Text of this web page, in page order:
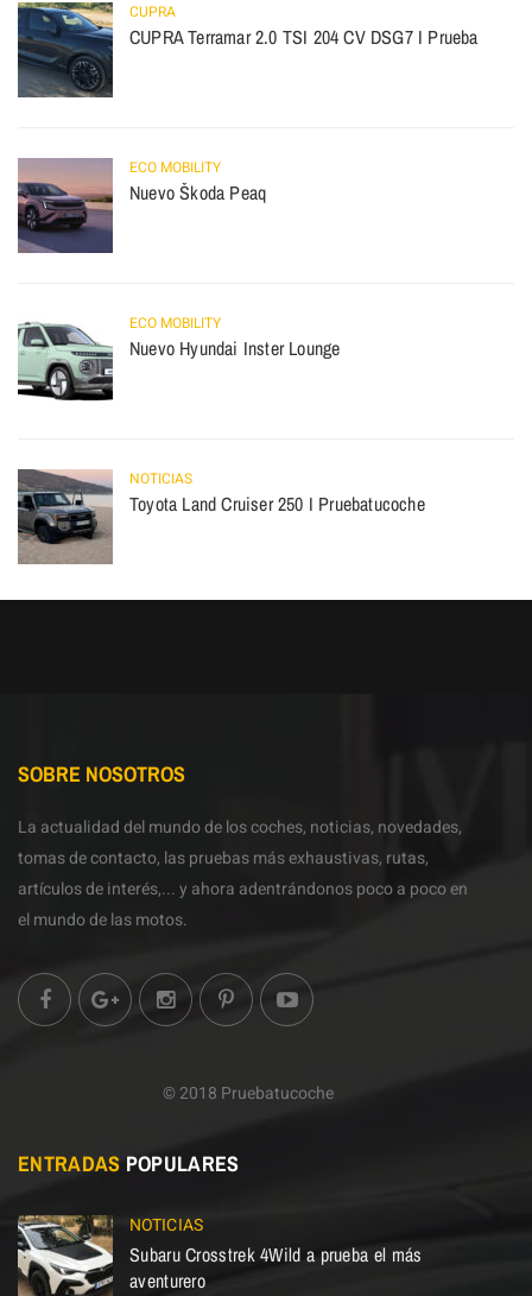
CUPRA
CUPRA Terramar 2.0 TSI 204 CV DSG7 I Prueba
ECO MOBILITY
Nuevo Škoda Peaq
ECO MOBILITY
Nuevo Hyundai Inster Lounge
NOTICIAS
Toyota Land Cruiser 250 I Pruebatucoche
SOBRE NOSOTROS
La actualidad del mundo de los coches, noticias, novedades,
tomas de contacto, las pruebas más exhaustivas, rutas,
artículos de interés,... y ahora adentrándonos poco a poco en
el mundo de las motos.
© 2018 Pruebatucoche
ENTRADAS POPULARES
NOTICIAS
Subaru Crosstrek 4Wild a prueba el más
aventurero